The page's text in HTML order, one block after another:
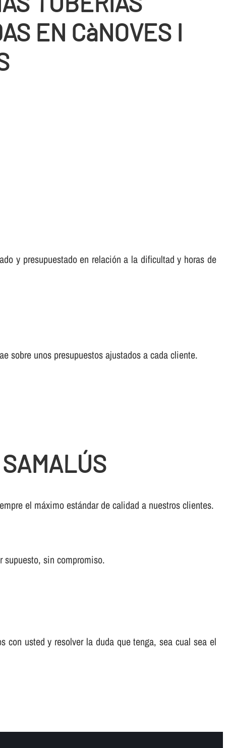
EN CàNOVES I
y presupuestado en relación a la dificultad y horas de
sobre unos presupuestos ajustados a cada cliente.
el máximo estándar de calidad a nuestros clientes.
supuesto, sin compromiso.
con usted y resolver la duda que tenga, sea cual sea el